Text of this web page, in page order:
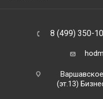
8 (499) 350-
(эт.13)